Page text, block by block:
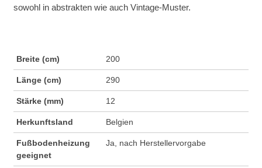
sowohl in abstrakten wie auch Vintage-Muster.
Breite (cm) 200
Länge (cm) 290
Stärke (mm) 12
Herkunftsland Belgien
Fußbodenheizung
geeignet
Ja, nach Herstellervorgabe